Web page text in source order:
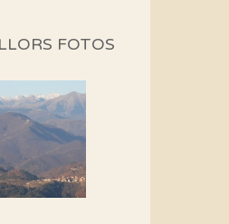
caminar,
hem de fer...
signen el
favor dels
FOTOS